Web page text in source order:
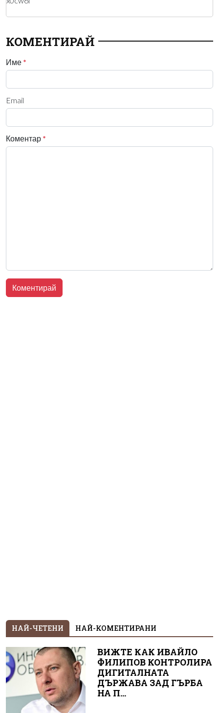
КОМЕНТИРАЙ
Име *
Email
Коментар *
НАЙ-ЧЕТЕНИ НАЙ-КОМЕНТИРАНИ
ВИЖТЕ КАК ИВАЙЛО
ФИЛИПОВ КОНТРОЛИРА
ДИГИТАЛНАТА
ДЪРЖАВА ЗАД ГЪРБА
НА П...